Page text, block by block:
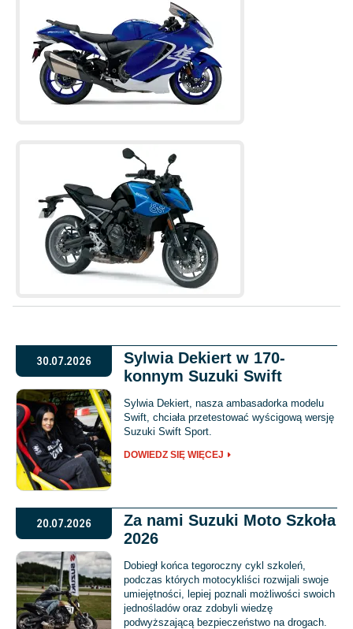
30.07.2026
Sylwia Dekiert w 170-
konnym Suzuki Swift
Sylwia Dekiert, nasza ambasadorka modelu
Swift, chciała przetestować wyścigową wersję
Suzuki Swift Sport.
DOWIEDZ SIĘ WIĘCEJ
20.07.2026
Za nami Suzuki Moto Szkoła
2026
Dobiegł końca tegoroczny cykl szkoleń,
podczas których motocykliści rozwijali swoje
umiejętności, lepiej poznali możliwości swoich
jednośladów oraz zdobyli wiedzę
podwyższającą bezpieczeństwo na drogach.